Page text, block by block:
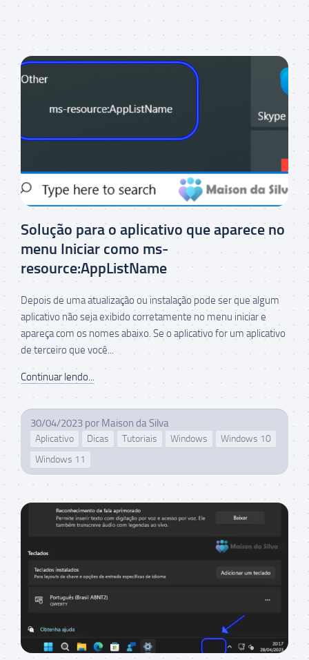
Solução para o aplicativo que aparece no
menu Iniciar como ms-
resource:AppListName
Depois de uma atualização ou instalação pode ser que algum
aplicativo não seja exibido corretamente no menu iniciar e
apareça com os nomes abaixo. Se o aplicativo for um aplicativo
de terceiro que você...
Continuar lendo...
30/04/2023 por Maison da Silva
Aplicativo Dicas Tutoriais Windows
Windows 10
Windows 11